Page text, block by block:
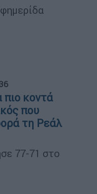
κοντά
που
τη Ρεάλ
77-71 στο